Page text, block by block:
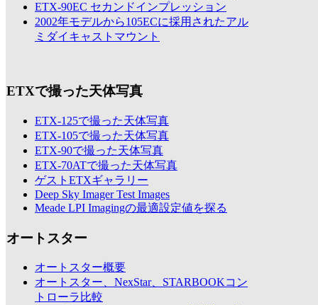
ETX-90EC セカンドインプレッション
2002年モデルから105ECに採用されたアル
ミダイキャストマウント
ETXで撮った天体写真
ETX-125で撮った天体写真
ETX-105で撮った天体写真
ETX-90で撮った天体写真
ETX-70ATで撮った天体写真
ゲストETXギャラリー
Deep Sky Imager Test Images
Meade LPI Imagingの最適設定値を探る
オートスター
オートスター概要
オートスター、NexStar、STARBOOKコン
トローラ比較